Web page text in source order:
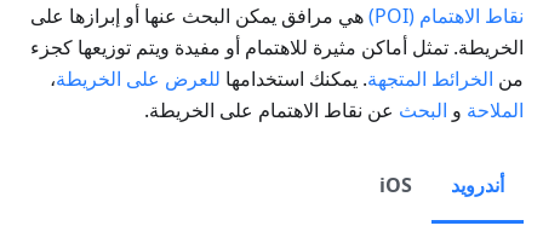
نقاط الاهتمام (POI)
هي مرافق يمكن البحث عنها أو إبرازها على
الخريطة. تمثل أماكن مثيرة للاهتمام أو مفيدة ويتم توزيعها كجزء
من الخرائط المتجهة. يمكنك استخدامها للعرض على الخريطة،
الملاحة و البحث عن نقاط الاهتمام على الخريطة.
أندرويد iOS